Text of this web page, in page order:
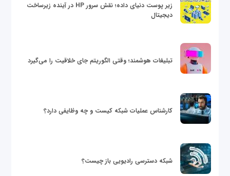
زیر پوست دنیای داده؛ نقش سرور HP در آینده زیرساخت
دیجیتال
تبلیغات هوشمند؛ وقتی الگوریتم جای خلاقیت را می‌گیرد
کارشناس عملیات شبکه کیست و چه وظایفی دارد؟
شبکه دسترسی رادیویی باز چیست؟